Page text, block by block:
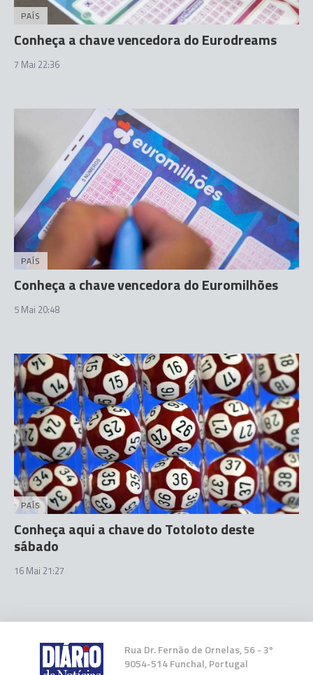
PAÍS
Conheça a chave vencedora do Eurodreams
7 Mai 22:36
PAÍS
Conheça a chave vencedora do Euromilhões
5 Mai 20:48
PAÍS
Conheça aqui a chave do Totoloto deste
sábado
16 Mai 21:27
Rua Dr. Fernão de Ornelas, 56 - 3º
9054-514 Funchal, Portugal